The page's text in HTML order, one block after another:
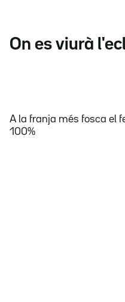
On es viurà
A la franja més fosca el
100%